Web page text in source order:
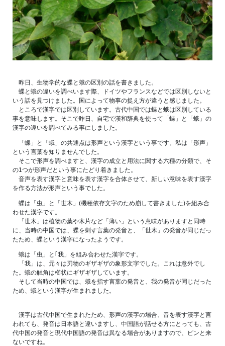
昨日、生物学的な蝶と蛾の区別の話を書きました。
蝶と蛾の違いを調べいます際、ドイツやフランスなどでは区別しないと
いう話を見つけました。国によって物事の捉え方が違うと感じました。
ところで漢字では区別しています。古代中国では蝶と蛾は区別している
事を意味します。そこで昨日、自宅で漢和辞典を使って「蝶」と「蛾」の
漢字の違いを調べてみる事にしました。
「蝶」と「蛾」の共通点は形声という漢字という事です。私は「形声」
という言葉を知りませんでした。
そこで形声を調べますと、漢字の成立と用法に関する六種の分類で、そ
の1つが形声だという事にたどり着きました。
音声を表す漢字と意味を表す漢字を合体させて、新しい意味を表す漢字
を作る方法が形声という事でした。
蝶は「虫」と「世木」(機種依存文字のため崩して書きました)を組み合
わせた漢字です。
「世木」は植物の葉や木片など「薄い」という意味がありますと同時
に、当時の中国では、蝶を刺す言葉の発音と、「世木」の発音が同じだっ
たため、蝶という漢字になったようです。
蛾は「虫」と｢我」を組み合わせた漢字です。
「我」は、元々は刃物のギザギザの象形文字でした。これは意外でし
た。蛾の触角は櫛状にギザギザしています。
そして当時の中国では、蛾を指す言葉の発音と、我の発音が同じだった
ため、蛾という漢字が生まれました。
漢字は古代中国で生まれたため、形声の漢字の場合、音を表す漢字と言
われても、発音は日本語と違いますし、中国語が話せる方にとっても、古
代中国の発音と現代中国語の発音は異なる場合がありますので、ピンと来
ないですね。